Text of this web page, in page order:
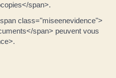
span>.
class="miseenevidence">
span> peuvent vous